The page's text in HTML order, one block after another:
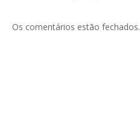
Os comentários estão fechados.